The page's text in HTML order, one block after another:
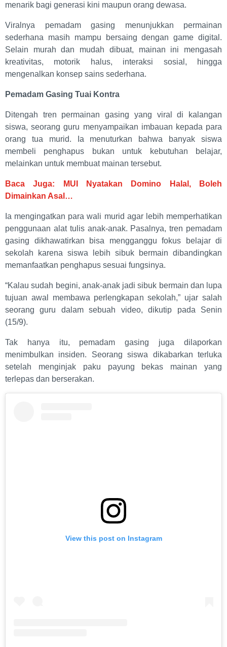
menarik bagi generasi kini maupun orang dewasa.
Viralnya pemadam gasing menunjukkan permainan
sederhana masih mampu bersaing dengan game digital.
Selain murah dan mudah dibuat, mainan ini mengasah
kreativitas, motorik halus, interaksi sosial, hingga
mengenalkan konsep sains sederhana.
Pemadam Gasing Tuai Kontra
Ditengah tren permainan gasing yang viral di kalangan
siswa, seorang guru menyampaikan imbauan kepada para
orang tua murid. Ia menuturkan bahwa banyak siswa
membeli penghapus bukan untuk kebutuhan belajar,
melainkan untuk membuat mainan tersebut.
Baca Juga: MUI Nyatakan Domino Halal, Boleh
Dimainkan Asal…
Ia mengingatkan para wali murid agar lebih memperhatikan
penggunaan alat tulis anak-anak. Pasalnya, tren pemadam
gasing dikhawatirkan bisa mengganggu fokus belajar di
sekolah karena siswa lebih sibuk bermain dibandingkan
memanfaatkan penghapus sesuai fungsinya.
“Kalau sudah begini, anak-anak jadi sibuk bermain dan lupa
tujuan awal membawa perlengkapan sekolah,” ujar salah
seorang guru dalam sebuah video, dikutip pada Senin
(15/9).
Tak hanya itu, pemadam gasing juga dilaporkan
menimbulkan insiden. Seorang siswa dikabarkan terluka
setelah menginjak paku payung bekas mainan yang
terlepas dan berserakan.
View this post on Instagram